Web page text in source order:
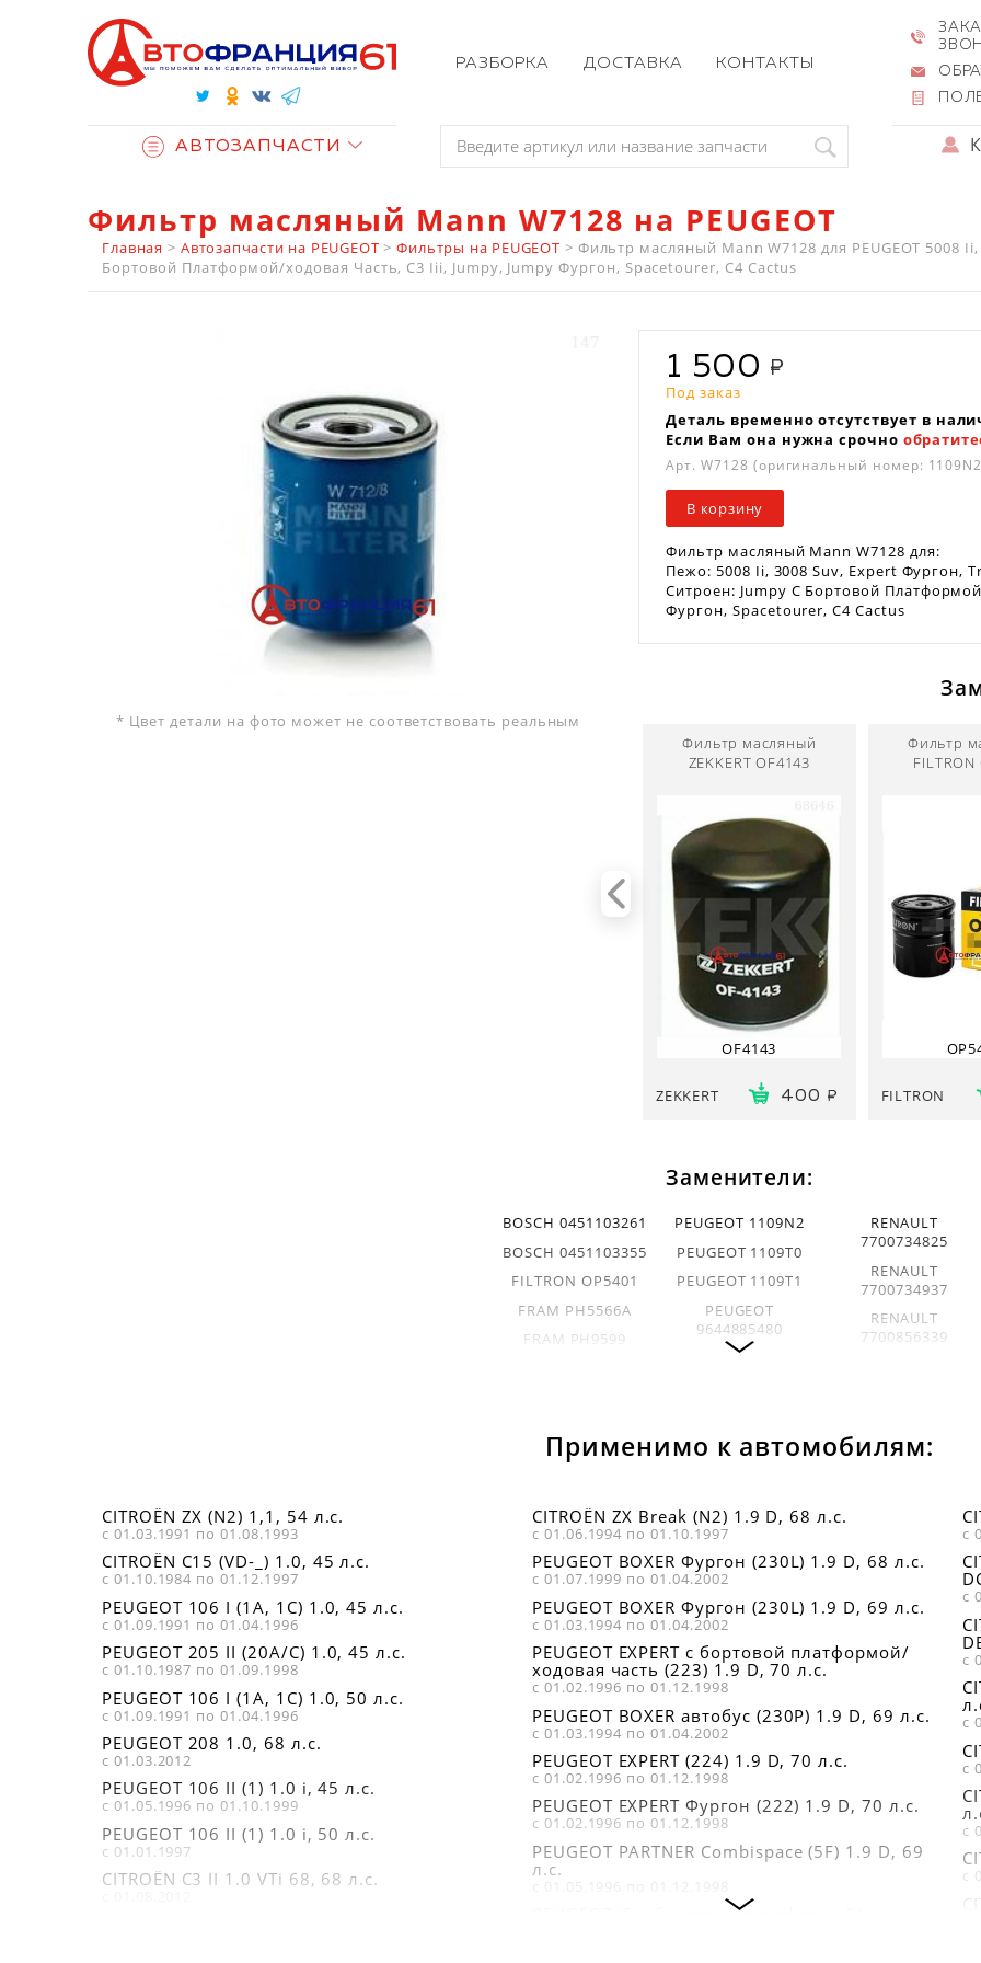
РАЗБОРКА ДОСТАВКА КОНТАКТЫ
АВТОЗАПЧАСТИ
Фильтр масляный Mann W7128 на PEUGEOT
Главная > Автозапчасти на PEUGEOT >Фильтры на PEUGEOT > Фильтр масляный Mann W7128 для PEUGEOT 5008
Бортовой Платформой/ходовая Часть, C3 Iii, Jumpy, Jumpy Фургон, Spacetourer, C4 Cactus
* Цвет детали на фото может не соответствовать реальным
1 500
Под заказ
Деталь временно отсутствует в
Если Вам она нужна срочно
Арт.W7128 (оригинальный номер:
В корзину
Фильтр масляный Mann W7128 для:
Пежо: 5008 Ii, 3008 Suv, Expert Фургон,
Ситроен: Jumpy C Бортовой
Фургон, Spacetourer, C4 Cactus
Фильтр масляный
ZEKKERT OF4143
OF4143
ZEKKERT 400
Фильтр
FILTRON
FILTRON
Заменители:
BOSCH 0451103261
BOSCH 0451103355
FILTRON OP5401
FRAM PH5566A
FRAM PH9599
ELH4104
MECAFILTER
ELH4332
PEUGEOT 1109AL
PEUGEOT 1109N2
PEUGEOT 1109T0
PEUGEOT 1109T1
PEUGEOT
9644885480
PEUGEOT 1109AP
EUROREPAR
E149130
PEUGEOT 110967
RENAULT
7700734825
RENAULT
7700734937
RENAULT
7700856339
RENAULT
RENAULT
9615841580
SCT SM113
ZEKKERT OF4143
Применимо к автомобилям:
CITROËN ZX (N2) 1,1, 54 л.с.
с 01.03.1991 по 01.08.1993
CITROËN C15 (VD-_) 1.0, 45 л.с.
с 01.10.1984 по 01.12.1997
PEUGEOT 106 I (1A, 1C) 1.0, 45 л.с.
с 01.09.1991 по 01.04.1996
PEUGEOT 205 II (20A/C) 1.0, 45 л.с.
с 01.10.1987 по 01.09.1998
PEUGEOT 106 I (1A, 1C) 1.0, 50 л.с.
с 01.09.1991 по 01.04.1996
PEUGEOT 208 1.0, 68 л.с.
с 01.03.2012
PEUGEOT 106 II (1) 1.0 i, 45 л.с.
с 01.05.1996 по 01.10.1999
PEUGEOT 106 II (1) 1.0 i, 50 л.с.
с 01.01.1997
CITROËN C3 II 1.0 VTi 68, 68 л.с.
CITROËN ZX Break (N2) 1.9 D, 68 л.с.
с 01.06.1994 по 01.10.1997
PEUGEOT BOXER Фургон (230L) 1.9 D, 68 л.с.
с 01.07.1999 по 01.04.2002
PEUGEOT BOXER Фургон (230L) 1.9 D, 69 л.с.
с 01.03.1994 по 01.04.2002
PEUGEOT EXPERT c бортовой платформой/
ходовая часть (223) 1.9 D, 70 л.с.
с 01.02.1996 по 01.12.1998
PEUGEOT BOXER автобус (230P) 1.9 D, 69 л.с.
с 01.03.1994 по 01.04.2002
PEUGEOT EXPERT (224) 1.9 D, 70 л.с.
с 01.02.1996 по 01.12.1998
PEUGEOT EXPERT Фургон (222) 1.9 D, 70 л.с.
с 01.02.1996 по 01.12.1998
PEUGEOT PARTNER Combispace (5F) 1.9 D, 69
л.с.
PEUGEOT J5 c бортовой платформой/
с
с
с
с
с
с
с